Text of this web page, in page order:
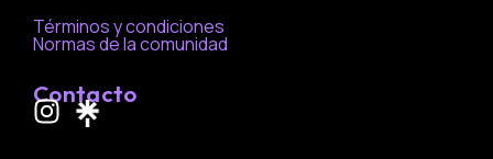
Términos y condiciones
Normas de la comunidad
Contacto
I
n